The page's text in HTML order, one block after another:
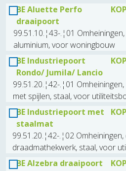
BE Aluette Perfo
draaipoort
99.51.10.¦43-.¦01
aluminium, voor woningbouw
BE Industriepoort
Rondo/ Jumila/ Lancio
99.51.20.¦42-.¦01
met spijlen, staal, voor
BE Industriepoort met
staalmat
99.51.20.¦42-.¦02
draadmathekwerk, staal, voor
BE Alzebra draaipoort